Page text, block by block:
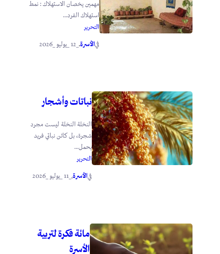
مهمين يخصان الاستهلاك : نمط
استهلاك الفرد...
التحرير
فيالأسرة.
نباتات وأشجار
النخلة النخلة ليست مجرد
شجرة، بل كائن نباتي فريد
يحمل...
التحرير
فيالأسرة. _11 _يوليو _2026
مائة فكرة لتربية
الأسرة